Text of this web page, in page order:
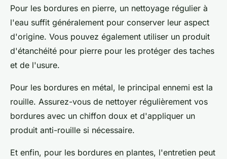
Pour les bordures en pierre, un nettoyage régulier à
l'eau suffit généralement pour conserver leur aspect
d'origine. Vous pouvez également utiliser un produit
d'étanchéité pour pierre pour les protéger des taches
et de l'usure.
Pour les bordures en métal, le principal ennemi est la
rouille. Assurez-vous de nettoyer régulièrement vos
bordures avec un chiffon doux et d'appliquer un
produit anti-rouille si nécessaire.
Et enfin, pour les bordures en plantes, l'entretien peut